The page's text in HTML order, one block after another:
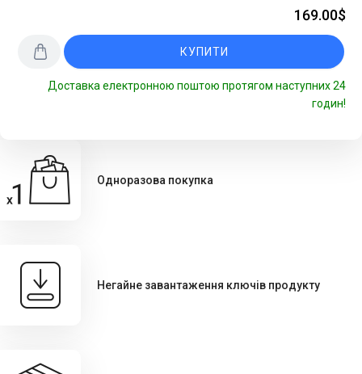
169.00$
КУПИТИ
Доставка електронною поштою протягом наступних 24
годин!
Одноразова покупка
Негайне завантаження ключів продукту